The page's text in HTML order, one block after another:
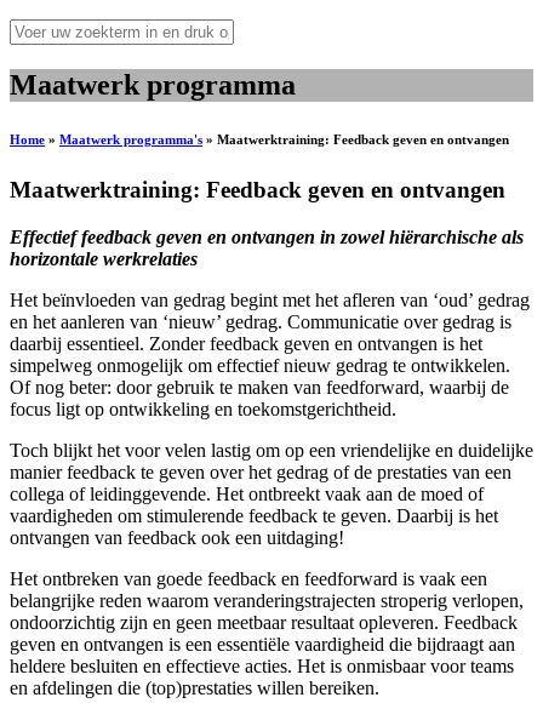
Maatwerk programma
Home » Maatwerk programma's » Maatwerktraining: Feedback geven en ontvangen
Maatwerktraining: Feedback geven en ontvangen
Effectief feedback geven en ontvangen in zowel hiërarchische als
horizontale werkrelaties
Het beïnvloeden van gedrag begint met het afleren van ‘oud’ gedrag
en het aanleren van ‘nieuw’ gedrag. Communicatie over gedrag is
daarbij essentieel. Zonder feedback geven en ontvangen is het
simpelweg onmogelijk om effectief nieuw gedrag te ontwikkelen.
Of nog beter: door gebruik te maken van feedforward, waarbij de
focus ligt op ontwikkeling en toekomstgerichtheid.
Toch blijkt het voor velen lastig om op een vriendelijke en duidelijke
manier feedback te geven over het gedrag of de prestaties van een
collega of leidinggevende. Het ontbreekt vaak aan de moed of
vaardigheden om stimulerende feedback te geven. Daarbij is het
ontvangen van feedback ook een uitdaging!
Het ontbreken van goede feedback en feedforward is vaak een
belangrijke reden waarom veranderingstrajecten stroperig verlopen,
ondoorzichtig zijn en geen meetbaar resultaat opleveren. Feedback
geven en ontvangen is een essentiële vaardigheid die bijdraagt aan
heldere besluiten en effectieve acties. Het is onmisbaar voor teams
en afdelingen die (top)prestaties willen bereiken.